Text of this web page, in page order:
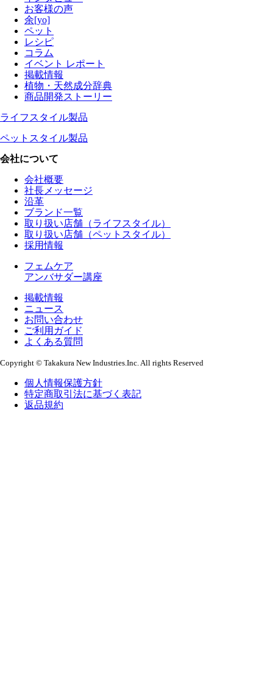
お客様の声
余[yo]
ペット
レシピ
コラム
イベント レポート
掲載情報
植物・天然成分辞典
商品開発ストーリー
ライフスタイル製品
ペットスタイル製品
会社について
会社概要
社長メッセージ
沿革
ブランド一覧
取り扱い店舗（ライフスタイル）
取り扱い店舗（ペットスタイル）
採用情報
フェムケア
アンバサダー講座
掲載情報
ニュース
お問い合わせ
ご利用ガイド
よくある質問
Copyright © Takakura New Industries.Inc. All rights Reserved
個人情報保護方針
特定商取引法に基づく表記
返品規約